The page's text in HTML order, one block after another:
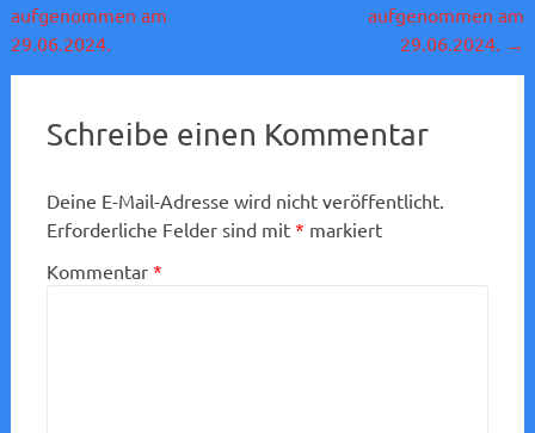
aufgenommen am
29.06.2024.
aufgenommen am
29.06.2024. →
Schreibe einen Kommentar
Deine E-Mail-Adresse wird nicht veröffentlicht.
Erforderliche Felder sind mit * markiert
Kommentar *